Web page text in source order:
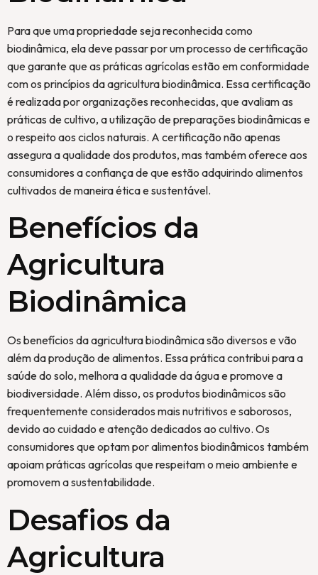
Para que uma propriedade seja reconhecida como
biodinâmica, ela deve passar por um processo de certificação
que garante que as práticas agrícolas estão em conformidade
com os princípios da agricultura biodinâmica. Essa certificação
é realizada por organizações reconhecidas, que avaliam as
práticas de cultivo, a utilização de preparações biodinâmicas e
o respeito aos ciclos naturais. A certificação não apenas
assegura a qualidade dos produtos, mas também oferece aos
consumidores a confiança de que estão adquirindo alimentos
cultivados de maneira ética e sustentável.
Benefícios da
Agricultura
Biodinâmica
Os benefícios da agricultura biodinâmica são diversos e vão
além da produção de alimentos. Essa prática contribui para a
saúde do solo, melhora a qualidade da água e promove a
biodiversidade. Além disso, os produtos biodinâmicos são
frequentemente considerados mais nutritivos e saborosos,
devido ao cuidado e atenção dedicados ao cultivo. Os
consumidores que optam por alimentos biodinâmicos também
apoiam práticas agrícolas que respeitam o meio ambiente e
promovem a sustentabilidade.
Desafios da
Agricultura